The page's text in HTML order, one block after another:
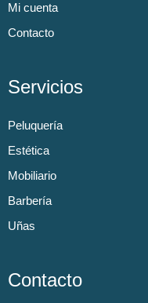
Mi cuenta
Contacto
Servicios
Peluquería
Estética
Mobiliario
Barbería
Uñas
Contacto